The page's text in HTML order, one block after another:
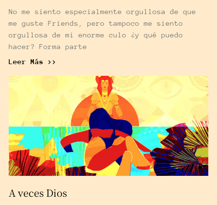
No me siento especialmente orgullosa de que
me guste Friends, pero tampoco me siento
orgullosa de mi enorme culo ¿y qué puedo
hacer? Forma parte
Leer Más >>
A veces Dios